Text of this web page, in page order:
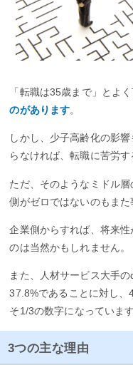
「転職は35歳まで」とよ
のがあります。
しかし、少子高齢化の影
らなければ、転職に苦労す
ただ、そのようなミドル
側がゼロではないのもまた
企業側からすれば、将来
のは当然かもしれません。
また、人材サービス大手
37.8%であることに対し、
そ1/3の数字になっています
3つの主な理由